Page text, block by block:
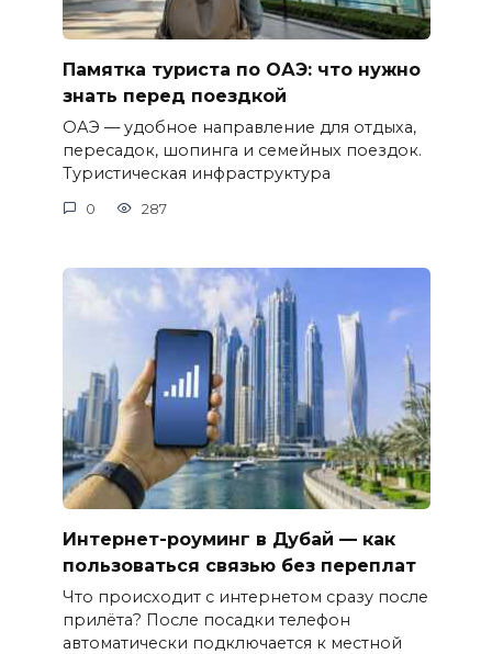
Памятка туриста по ОАЭ: что нужно
знать перед поездкой
ОАЭ — удобное направление для отдыха,
пересадок, шопинга и семейных поездок.
Туристическая инфраструктура
0 287
Интернет-роуминг в Дубай — как
пользоваться связью без переплат
Что происходит с интернетом сразу после
прилёта? После посадки телефон
автоматически подключается к местной